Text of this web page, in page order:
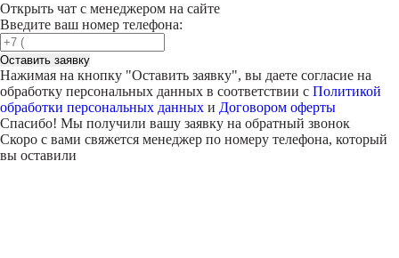
Открыть чат с менеджером на сайте
Введите ваш номер телефона:
Оставить заявку
Нажимая на кнопку "Оставить заявку", вы даете согласие на
обработку персональных данных в соответствии с Политикой
обработки персональных данных и Договором оферты
Спасибо! Мы получили вашу заявку на обратный звонок
Скоро с вами свяжется менеджер по номеру телефона, который
вы оставили